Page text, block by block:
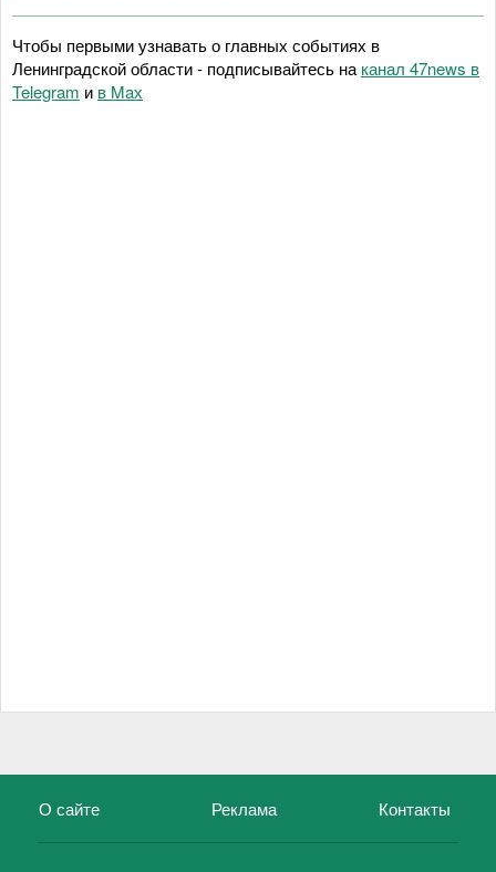
Чтобы первыми узнавать о главных событиях в
Ленинградской области - подписывайтесь на канал 47news в
Telegram и в Maх
О сайте Реклама Контакты